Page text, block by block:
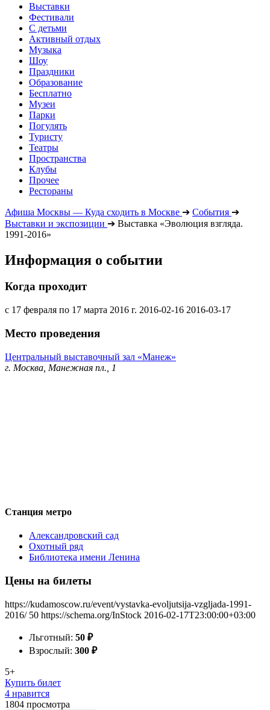
Выставки
Фестивали
С детьми
Активный отдых
Музыка
Шоу
Праздники
Образование
Бесплатно
Музеи
Парки
Погулять
Туристу
Театры
Пространства
Клубы
Прочее
Рестораны
Афиша Москвы — Куда сходить в Москве ➔ События ➔
Выставки и экспозиции ➔ Выставка «Эволюция взгляда.
1991-2016»
Информация о событии
Когда проходит
с 17 февраля по 17 марта 2016 г. 2016-02-16 2016-03-17
Место проведения
Центральный выставочный зал «Манеж»
г. Москва, Манежная пл., 1
Станция метро
Александровский сад
Охотный ряд
Библиотека имени Ленина
Цены на билеты
https://kudamoscow.ru/event/vystavka-evoljutsija-vzgljada-1991-
2016/ 50 https://schema.org/InStock 2016-02-17T23:00:00+03:00
Льготный: 50 ₽
Взрослый: 300 ₽
5+
Купить билет
4 нравится
1804 просмотра